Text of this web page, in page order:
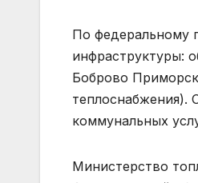
По федеральному
инфраструктуры:
Боброво
теплоснабжения).
коммунальных
Министерство